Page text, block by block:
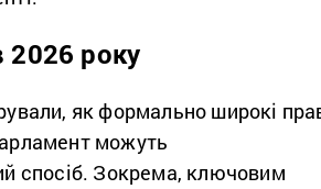
2026 року
як формально широкі
можуть
спосіб. Зокрема, ключовим